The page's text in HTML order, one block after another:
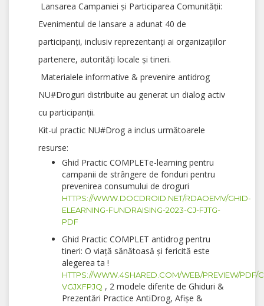
Lansarea Campaniei și Participarea Comunității:
Evenimentul de lansare a adunat 40 de
participanți, inclusiv reprezentanți ai organizațiilor
partenere, autorități locale și tineri.
Materialele informative & prevenire antidrog
NU#Droguri distribuite au generat un dialog activ
cu participanții.
Kit-ul practic NU#Drog a inclus următoarele
resurse:
Ghid Practic COMPLETe-learning pentru
campanii de strângere de fonduri pentru
prevenirea consumului de droguri
HTTPS://WWW.DOCDROID.NET/RDAOEMV/GHID-
ELEARNING-FUNDRAISING-2023-CJ-FJTG-
PDF
Ghid Practic COMPLET antidrog pentru
tineri: O viață sănătoasă și fericită este
alegerea ta !
HTTPS://WWW.4SHARED.COM/WEB/PREVIEW/PDF/
VGJXFPJQ , 2 modele diferite de Ghiduri &
Prezentări Practice AntiDrog, Afișe &